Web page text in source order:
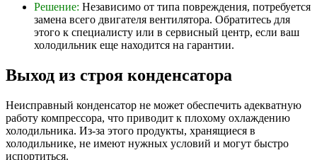
Решение: Независимо от типа повреждения, потребуется
замена всего двигателя вентилятора. Обратитесь для
этого к специалисту или в сервисный центр, если ваш
холодильник еще находится на гарантии.
Выход из строя конденсатора
Неисправный конденсатор не может обеспечить адекватную
работу компрессора, что приводит к плохому охлаждению
холодильника. Из-за этого продукты, хранящиеся в
холодильнике, не имеют нужных условий и могут быстро
испортиться.